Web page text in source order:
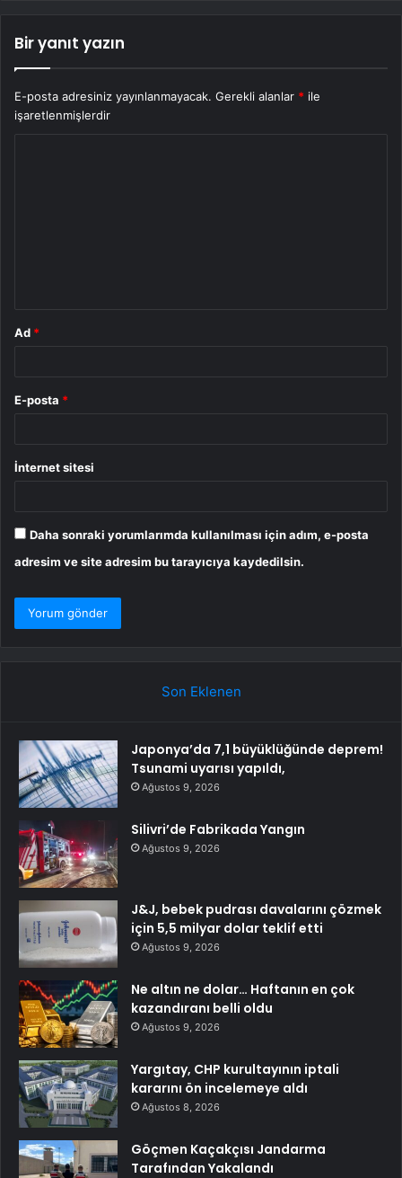
Bir yanıt yazın
E-posta adresiniz yayınlanmayacak. Gerekli alanlar * ile
işaretlenmişlerdir
Ad *
E-posta *
İnternet sitesi
Daha sonraki yorumlarımda kullanılması için adım, e-posta
adresim ve site adresim bu tarayıcıya kaydedilsin.
Son Eklenen
Japonya’da 7,1 büyüklüğünde deprem!
Tsunami uyarısı yapıldı,
Ağustos 9, 2026
Silivri’de Fabrikada Yangın
Ağustos 9, 2026
J&J, bebek pudrası davalarını çözmek
için 5,5 milyar dolar teklif etti
Ağustos 9, 2026
Ne altın ne dolar… Haftanın en çok
kazandıranı belli oldu
Ağustos 9, 2026
Yargıtay, CHP kurultayının iptali
kararını ön incelemeye aldı
Ağustos 8, 2026
Göçmen Kaçakçısı Jandarma
Tarafından Yakalandı